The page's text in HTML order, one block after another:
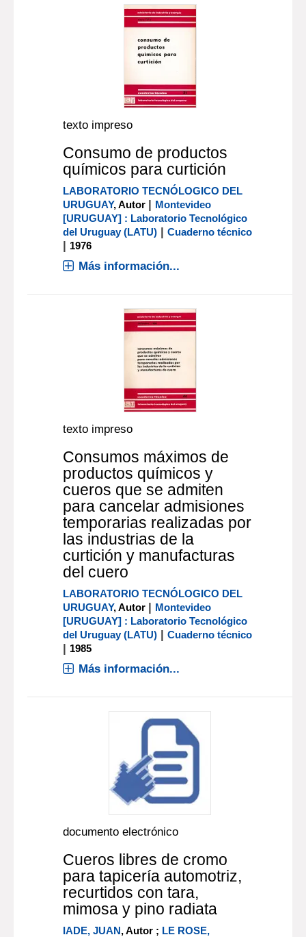
texto impreso
Consumo de productos
químicos para curtición
LABORATORIO TECNÓLOGICO DEL
URUGUAY, Autor | Montevideo
[URUGUAY] : Laboratorio Tecnológico
del Uruguay (LATU) |Cuaderno técnico
| 1976
Más información...
texto impreso
Consumos máximos de
productos químicos y
cueros que se admiten
para cancelar admisiones
temporarias realizadas por
las industrias de la
curtición y manufacturas
del cuero
LABORATORIO TECNÓLOGICO DEL
URUGUAY, Autor | Montevideo
[URUGUAY] : Laboratorio Tecnológico
del Uruguay (LATU) |Cuaderno técnico
| 1985
Más información...
documento electrónico
Cueros libres de cromo
para tapicería automotriz,
recurtidos con tara,
mimosa y pino radiata
IADE, JUAN, Autor ; LE ROSE,